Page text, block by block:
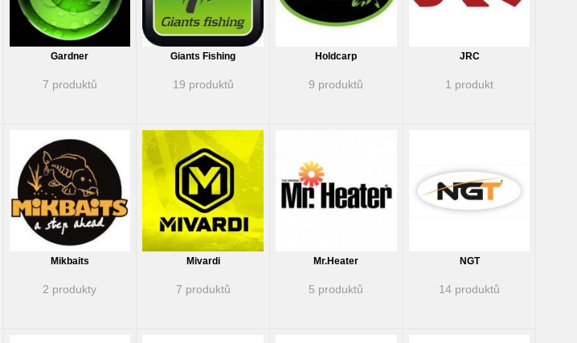
Gardner
7 produktů
Giants Fishing
19 produktů
Holdcarp
9 produktů
JRC
1 produkt
Mikbaits
2 produkty
Mivardi
7 produktů
Mr.Heater
5 produktů
NGT
14 produktů